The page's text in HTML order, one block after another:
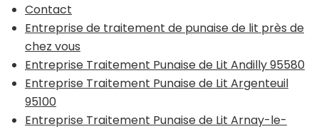
Contact
Entreprise de traitement de punaise de lit près de
chez vous
Entreprise Traitement Punaise de Lit Andilly 95580
Entreprise Traitement Punaise de Lit Argenteuil
95100
Entreprise Traitement Punaise de Lit Arnay-le-